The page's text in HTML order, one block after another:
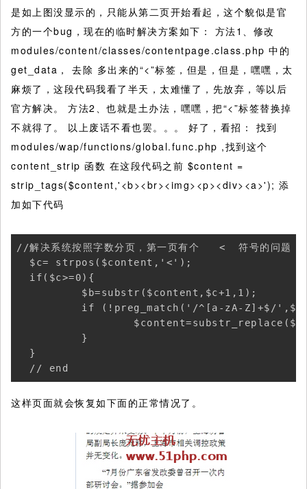
是如上图没显示的，只能从第二页开始看起，这个貌似是官
方的一个bug，现在的临时解决方案如下： 方法1、修改
modules/content/classes/contentpage.class.php 中的
get_data， 去除 多出来的“<”标签，但是，但是，嘿嘿，太
麻烦了，这段代码我看了半天，太难懂了，先放弃，等以后
官方解决。 方法2、也就是土办法，嘿嘿，把“<”标签替换掉
不就得了。 以上废话不看也罢。。。 好了，看招： 找到
modules/wap/functions/global.func.php ,找到这个
content_strip 函数 在这段代码之前 $content =
strip_tags($content,'<b><br><img><p><div><a>'); 添
加如下代码
//解决系统按照字数分页，第一页有个   <  符号的问
  $c= strpos($content,'<');
  if($c>=0){
          $b=substr($content,$c+1,1);
if (!preg_match('/^[a-zA-Z]+$/
          }
  }
  // end
这样页面就会恢复如下面的正常情况了。